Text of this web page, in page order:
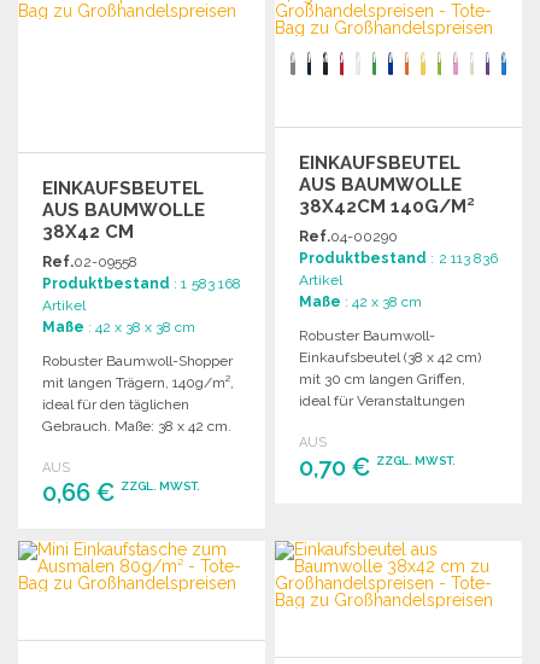
EINKAUFSBEUTEL
AUS BAUMWOLLE
38X42 CM
Ref.02-09558
Produktbestand : 1 583 168
Artikel
Maße : 42 x 38 x 38 cm
Robuster Baumwoll-Shopper
mit langen Trägern, 140g/m²,
ideal für den täglichen
Gebrauch. Maße: 38 x 42 cm.
AUS
0,66 € ZZGL. MWST.
BESTELLEN
Angebot anfordern
EINKAUFSBEUTEL
AUS BAUMWOLLE
38X42CM 140G/M²
ZU
GROSSHANDELSPREISEN
Ref.04-00290
Produktbestand : 2 113 836
Artikel
Maße : 42 x 38 cm
Robuster Baumwoll-
Einkaufsbeutel (38 x 42 cm)
mit 30 cm langen Griffen,
ideal für Veranstaltungen
Maximale Tragfähigkeit: 5 kg.
AUS
0,70 € ZZGL. MWST.
Angebot anfordern